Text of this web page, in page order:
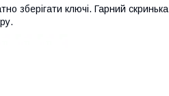
зберігати ключі. Гарний скринька